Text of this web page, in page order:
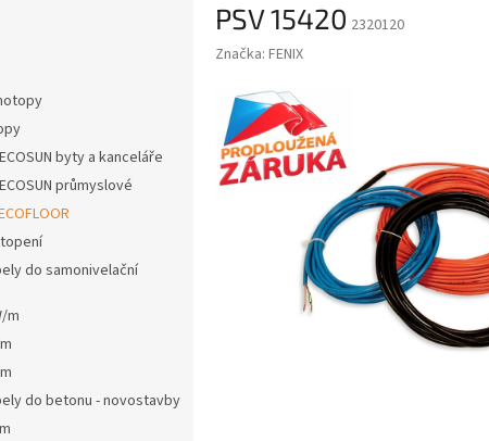
byty a kanceláře
průmyslové
do samonivelační
m
do betonu - novostavby
PSV 15420 2320120
Značka: FENIX